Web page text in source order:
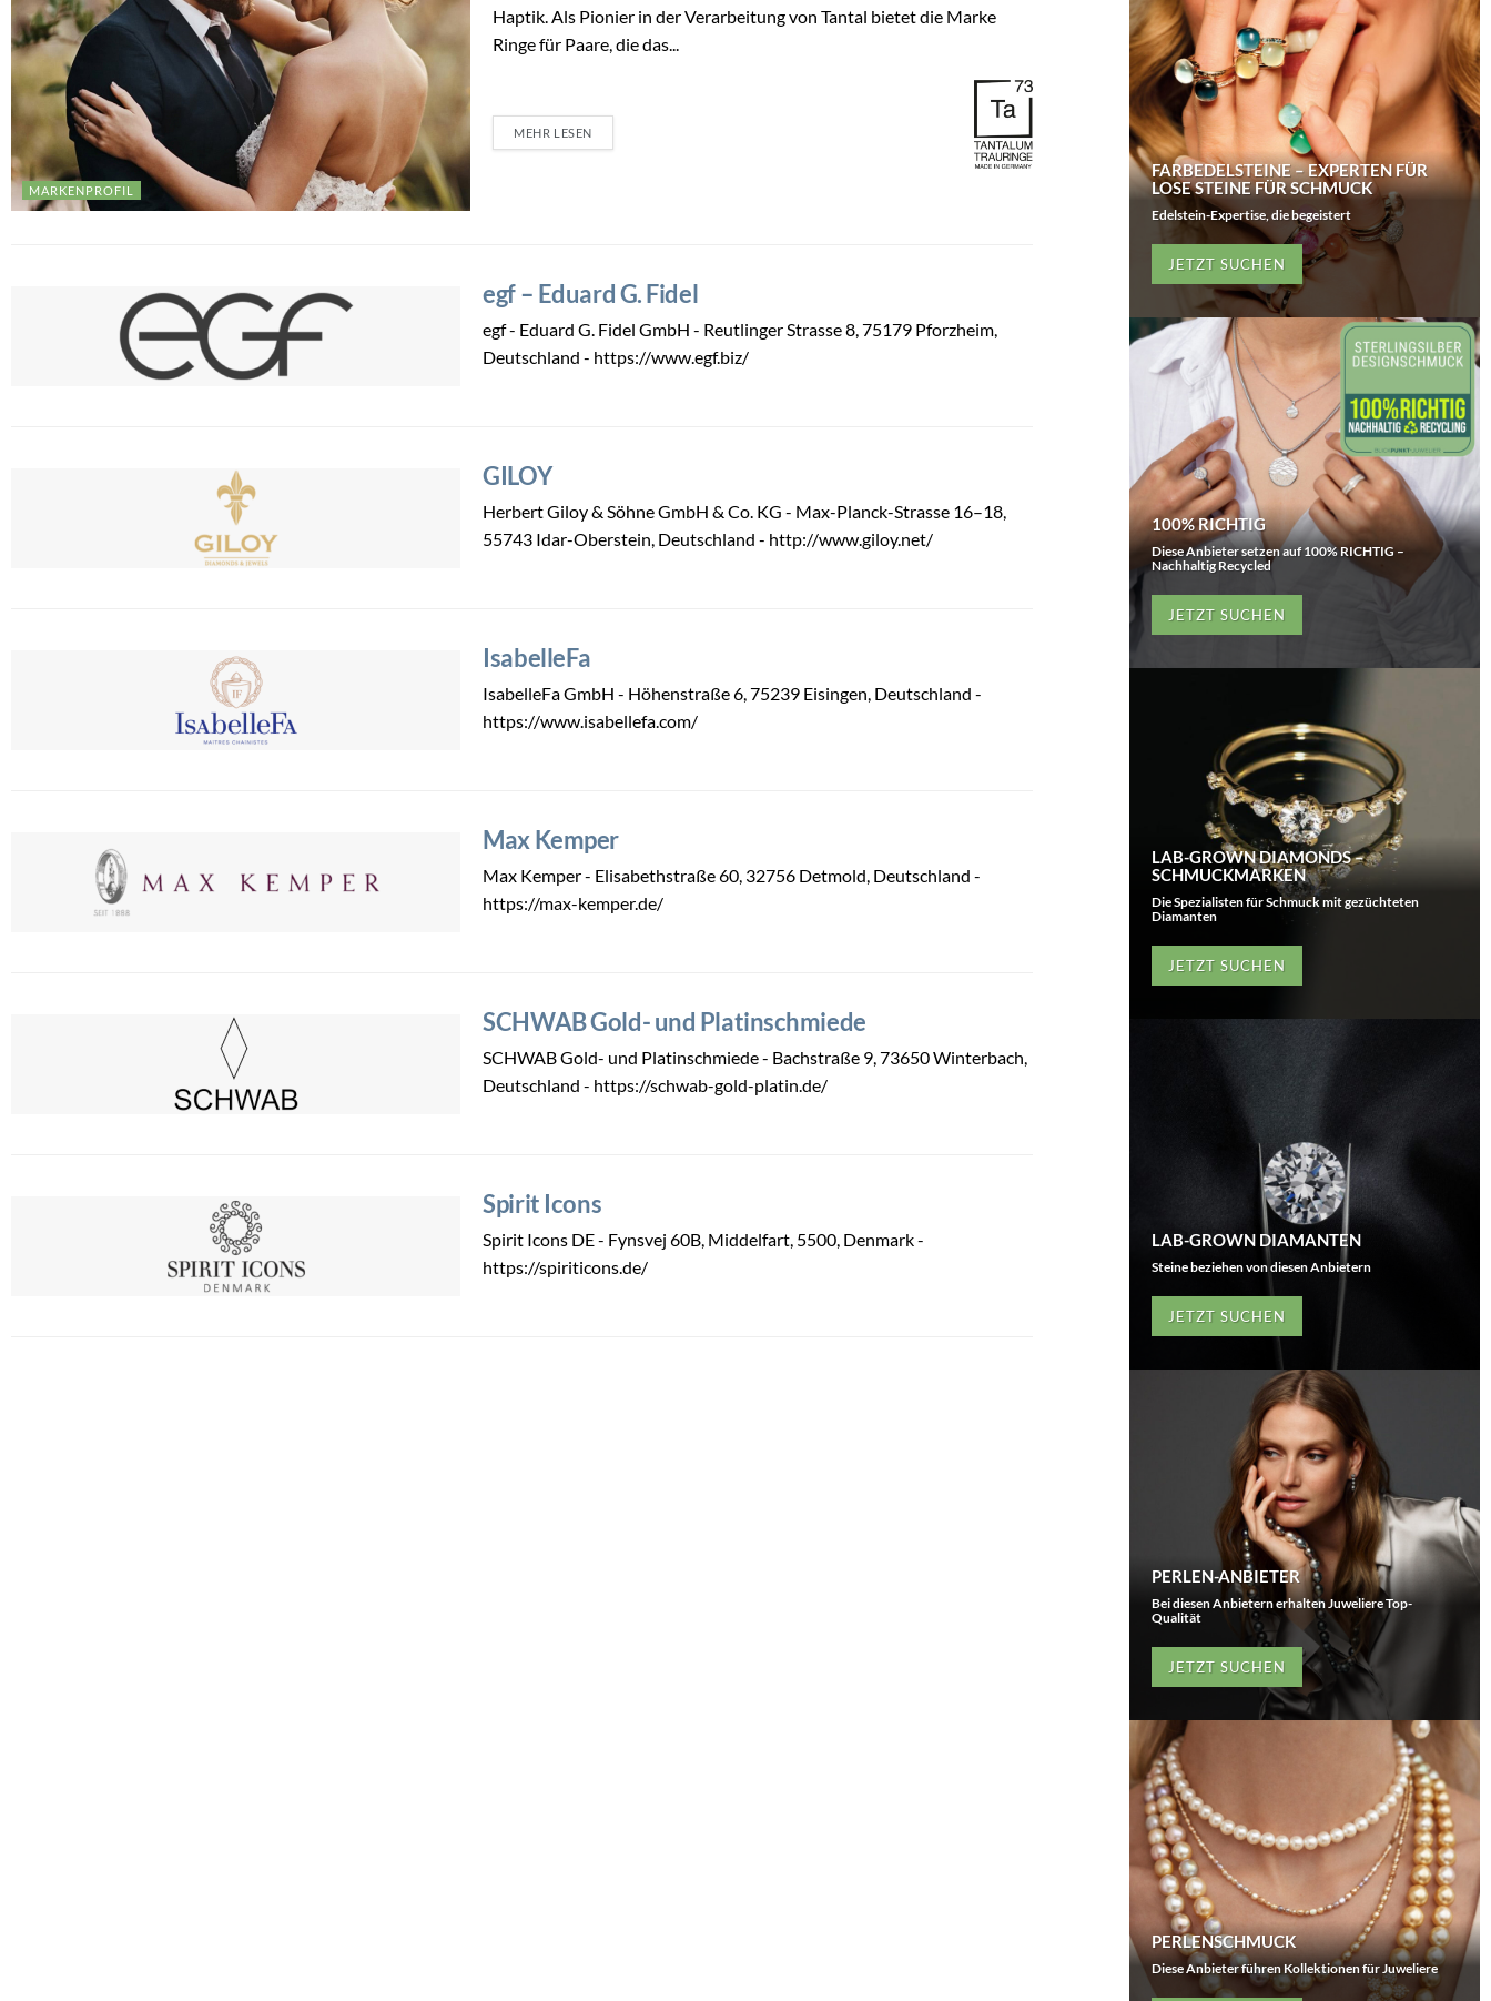
MARKENPROFIL
Haptik. Als Pionier in der Verarbeitung von Tantal bietet die Marke
Ringe für Paare, die das...
MEHR LESEN
egf – Eduard G. Fidel
egf - Eduard G. Fidel GmbH - Reutlinger Strasse 8, 75179 Pforzheim,
Deutschland - https://www.egf.biz/
GILOY
Herbert Giloy & Söhne GmbH & Co. KG - Max-Planck-Strasse 16–18,
55743 Idar-Oberstein, Deutschland - http://www.giloy.net/
IsabelleFa
IsabelleFa GmbH - Höhenstraße 6, 75239 Eisingen, Deutschland -
https://www.isabellefa.com/
Max Kemper
Max Kemper - Elisabethstraße 60, 32756 Detmold, Deutschland -
https://max-kemper.de/
SCHWAB Gold- und Platinschmiede
SCHWAB Gold- und Platinschmiede - Bachstraße 9, 73650 Winterbach,
Deutschland - https://schwab-gold-platin.de/
Spirit Icons
Spirit Icons DE - Fynsvej 60B, Middelfart, 5500, Denmark -
https://spiriticons.de/
FARBEDELSTEINE – EXPERTEN FÜR
LOSE STEINE FÜR SCHMUCK
Edelstein-Expertise, die begeistert
JETZT SUCHEN
100% RICHTIG
Diese Anbieter setzen auf 100% RICHTIG –
Nachhaltig Recycled
JETZT SUCHEN
LAB-GROWN DIAMONDS –
SCHMUCKMARKEN
Die Spezialisten für Schmuck mit gezüchteten
Diamanten
JETZT SUCHEN
LAB-GROWN DIAMANTEN
Steine beziehen von diesen Anbietern
JETZT SUCHEN
PERLEN-ANBIETER
Bei diesen Anbietern erhalten Juweliere Top-
Qualität
JETZT SUCHEN
PERLENSCHMUCK
Diese Anbieter führen Kollektionen für Juweliere